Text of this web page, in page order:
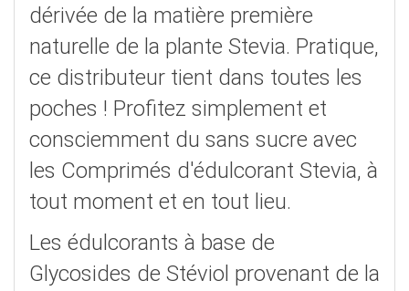
dérivée de la matière première
naturelle de la plante Stevia. Pratique,
ce distributeur tient dans toutes les
poches ! Profitez simplement et
consciemment du sans sucre avec
les Comprimés d'édulcorant Stevia, à
tout moment et en tout lieu.
Les édulcorants à base de
Glycosides de Stéviol provenant de la